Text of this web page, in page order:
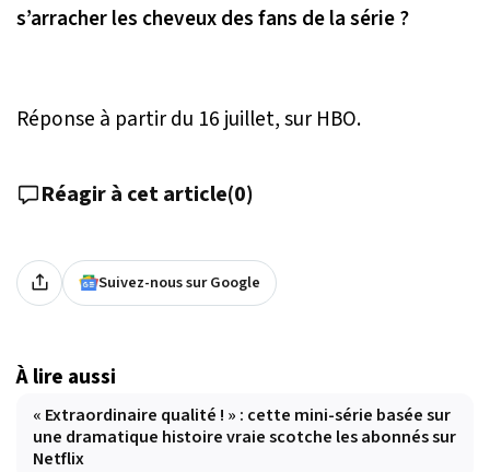
s’arracher les cheveux des fans de la série ?
Réponse à partir du 16 juillet, sur HBO.
Réagir à cet article(0)
Suivez-nous sur Google
À lire aussi
« Extraordinaire qualité ! » : cette mini-série basée sur
une dramatique histoire vraie scotche les abonnés sur
Netflix